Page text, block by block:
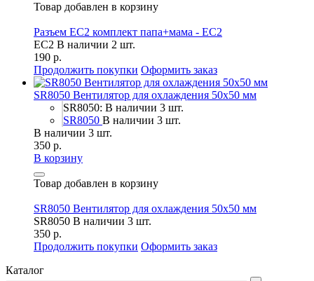
Товар добавлен в корзину
Разъем EC2 комплект папа+мама - EC2
EC2 В наличии 2 шт.
190 р.
Продолжить покупки Оформить заказ
SR8050 Вентилятор для охлаждения 50х50 мм
SR8050: В наличии 3 шт.
SR8050 В наличии 3 шт.
В наличии 3 шт.
350 р.
В корзину
Товар добавлен в корзину
SR8050 Вентилятор для охлаждения 50х50 мм
SR8050 В наличии 3 шт.
350 р.
Продолжить покупки Оформить заказ
Каталог